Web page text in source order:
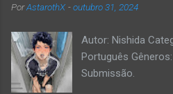
PorAstarothX -outubro 31, 2024
Autor: Nishida
Português
Submissão.